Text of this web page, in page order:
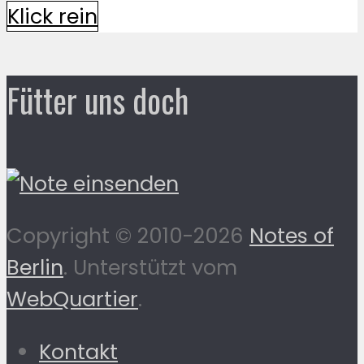
Klick rein
Fütter uns doch
Copyright © 2010-2026 Notes of
Berlin. Unterstützt vom
WebQuartier.
Kontakt